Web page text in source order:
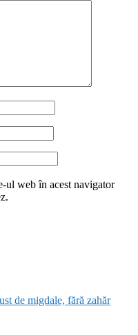
ul web în acest navigator
de migdale, fără zahăr